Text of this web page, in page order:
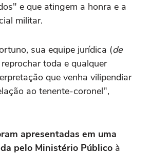
e que atingem a honra e a
militar.
sua equipe jurídica (de
toda e qualquer
que venha vilipendiar
ao tenente-coronel",
apresentadas em uma
pelo Ministério Público à